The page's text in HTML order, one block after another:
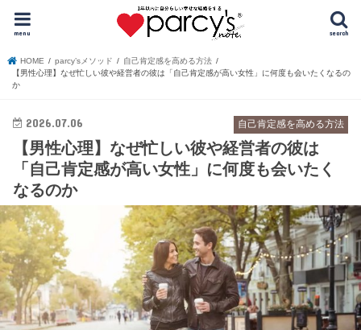
search
menu
HOME parcy’sメソッド
自己肯定感を高める方法
【男性心理】なぜ忙しい彼や経営者の彼は「自己肯定感が高い女性」に何度も会いたくなるの
か
自己肯定感を高める方法
2026.07.06
【男性心理】なぜ忙しい彼や経営者の彼は
「自己肯定感が高い女性」に何度も会いたく
なるのか